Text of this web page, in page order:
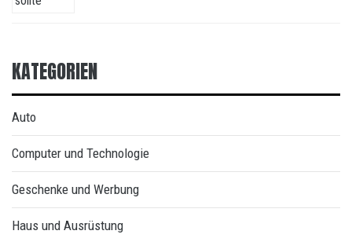
KATEGORIEN
Auto
Computer und Technologie
Geschenke und Werbung
Haus und Ausrüstung